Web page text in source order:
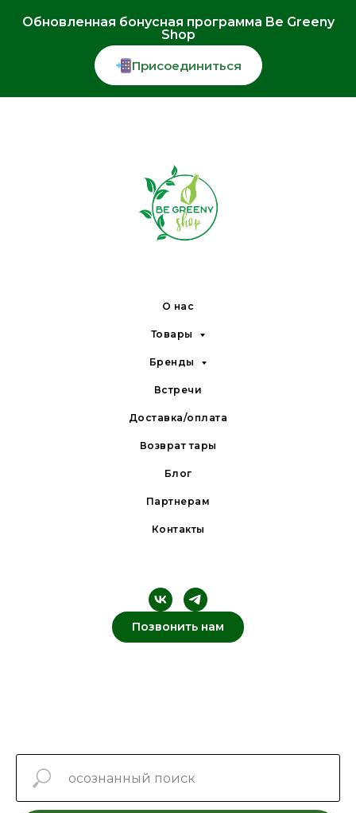
Обновленная бонусная программа Be Greeny
Shop
Присоединиться
О нас
Товары
Бренды
Встречи
Доставка/оплата
Возврат тары
Блог
Партнерам
Контакты
Позвонить нам